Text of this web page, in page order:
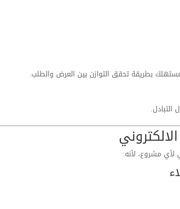
بطريقة تحقق التوازن بين العرض والطلب.
مشروع، لأنه: